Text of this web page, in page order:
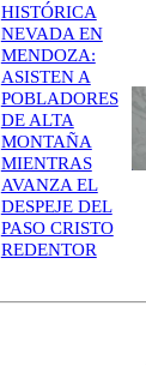
HISTÓRICA
NEVADA EN
MENDOZA:
ASISTEN A
POBLADORES
DE ALTA
MONTAÑA
MIENTRAS
AVANZA EL
DESPEJE DEL
PASO CRISTO
REDENTOR